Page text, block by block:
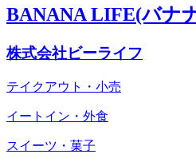
BANANA LIFE(バナ
株式会社ビーライフ
テイクアウト・小売
イートイン・外食
スイーツ・菓子